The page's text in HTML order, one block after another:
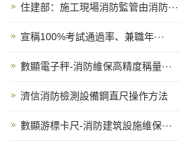
住建部：施工現場消防監管由消防···
宣稱100%考試通過率、兼職年···
數顯電子秤-消防維保高精度稱量···
濟信消防檢測設備鋼直尺操作方法
數顯游標卡尺-消防建筑設施維保···